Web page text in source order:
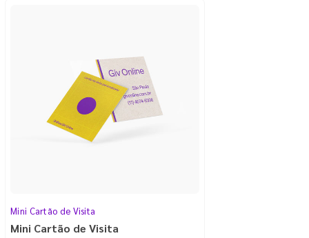
Mini Cartão de Visita
Mini Cartão de Visita